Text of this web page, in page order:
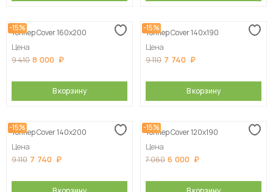
-15%
Топпер Cover 160х200
Цена
9 410 8 000
В корзину
-15%
Топпер Cover 140х190
Цена
9 110 7 740
В корзину
-15%
Топпер Cover 140х200
Цена
9 110 7 740
-15%
Топпер Cover 120х190
Цена
7 060 6 000